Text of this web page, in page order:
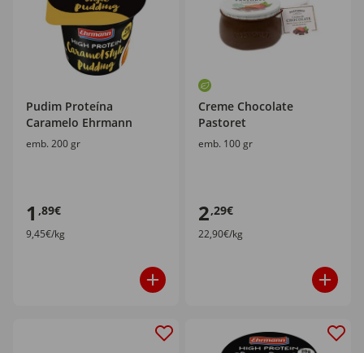
Pudim Proteína
Caramelo Ehrmann
emb. 200 gr
1 ,89€
9,45€/kg
Creme Chocolate
Pastoret
emb. 100 gr
2,29€
22,90€/kg